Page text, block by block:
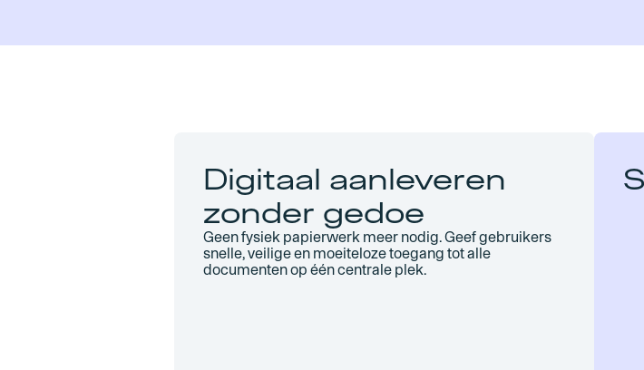
Digitaal aanleveren
zonder gedoe
Geen fysiek papierwerk meer nodig. Geef gebruikers
snelle, veilige en moeiteloze toegang tot alle
documenten op één centrale plek.